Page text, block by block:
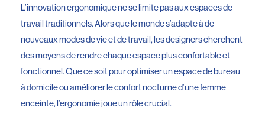
L’innovation ergonomique ne se limite pas aux espaces de
travail traditionnels. Alors que le monde s’adapte à de
nouveaux modes de vie et de travail, les designers cherchent
des moyens de rendre chaque espace plus confortable et
fonctionnel. Que ce soit pour optimiser un espace de bureau
à domicile ou améliorer le confort nocturne d’une femme
enceinte, l’ergonomie joue un rôle crucial.